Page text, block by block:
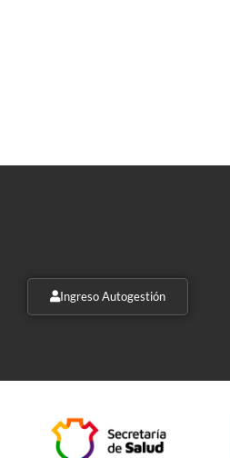
Ingreso Autogestión